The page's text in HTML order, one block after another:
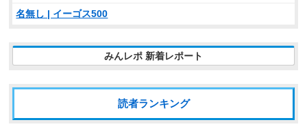
名無し | イーゴス500
みんレポ 新着レポート
読者ランキング